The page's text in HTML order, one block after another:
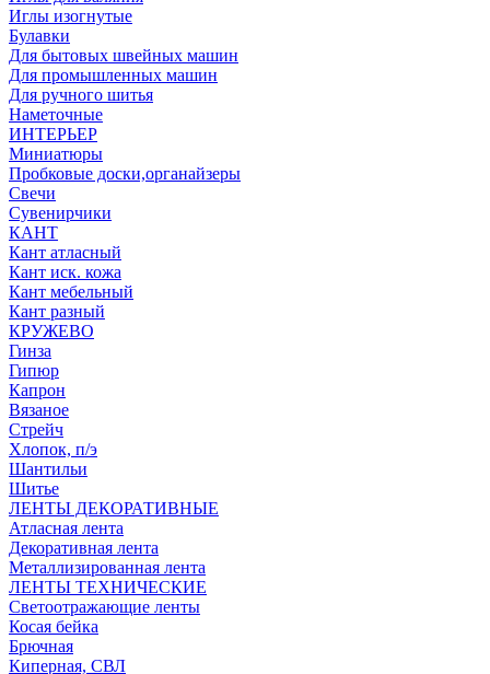
Иглы изогнутые
Булавки
Для бытовых швейных машин
Для промышленных машин
Для ручного шитья
Наметочные
ИНТЕРЬЕР
Миниатюры
Пробковые доски,органайзеры
Свечи
Сувенирчики
КАНТ
Кант атласный
Кант иск. кожа
Кант мебельный
Кант разный
КРУЖЕВО
Гинза
Гипюр
Капрон
Вязаное
Стрейч
Хлопок, п/э
Шантильи
Шитье
ЛЕНТЫ ДЕКОРАТИВНЫЕ
Атласная лента
Декоративная лента
Металлизированная лента
ЛЕНТЫ ТЕХНИЧЕСКИЕ
Светоотражающие ленты
Косая бейка
Брючная
Киперная, СВЛ